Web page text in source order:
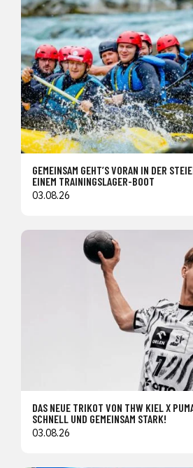
GEMEINSAM GEHT’S VORAN IN DER
EINEM TRAININGSLAGER-BOOT
03.08.26
DAS NEUE TRIKOT VON THW KIEL X
SCHNELL UND GEMEINSAM STARK!
03.08.26